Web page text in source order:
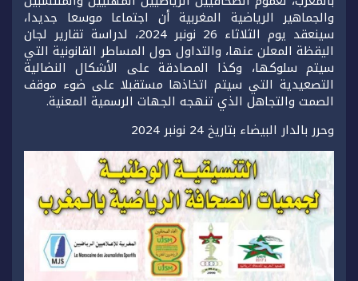
والجماهير الرياضية المغربية أن اجتماعا موسعا جديدا،
سينعقد يوم الثلاثاء 26 نونبر 2024، لدراسة تقارير لجان
اليقظة المعلن عنها، والتداول حول المساطر القانونية التي
سيتم سلوكها، وكذا المصادقة على الأشكال النضالية
التصعيدية التي سيتم اتخاذها مستقبلا على ضوء موقف
الصمت والتجاهل الذي تنهجه الجهات الرسمية المعنية.
وحرر بالدار البيضاء بتاريخ 24 نونبر 2024